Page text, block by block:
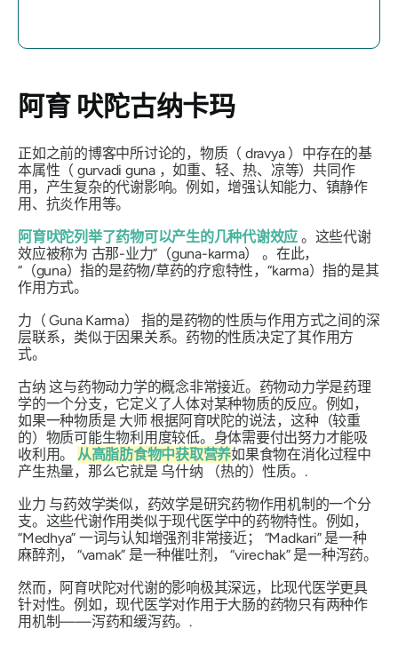
阿育 吠陀古纳卡玛
正如之前的博客中所讨论的，物质（ dravya）中存在的基
本属性（ gurvadi guna ，如重、轻、热、凉等）共同作
用，产生复杂的代谢影响。例如，增强认知能力、镇静作
用、抗炎作用等。
阿育吠陀列举了药物可以产生的几种代谢效应 。这些代谢
效应被称为 古那-业力”（guna-karma）。在此，
“（guna）指的是药物/草药的疗愈特性，“karma）指的是其
作用方式。
力（Guna Karma）指的是药物的性质与作用方式之间的深
层联系，类似于因果关系。药物的性质决定了其作用方
式。
古纳 这与药物动力学的概念非常接近。药物动力学是药理
学的一个分支，它定义了人体对某种物质的反应。例如，
如果一种物质是 大师根据阿育吠陀的说法，这种（较重
的）物质可能生物利用度较低。身体需要付出努力才能吸
收利用。 从高脂肪食物中获取营养如果食物在消化过程中
产生热量，那么它就是 乌什纳 （热的）性质。.
业力 与药效学类似，药效学是研究药物作用机制的一个分
支。这些代谢作用类似于现代医学中的药物特性。例如，
“Medhya” 一词与认知增强剂非常接近； “Madkari”是一种
麻醉剂， “vamak” 是一种催吐剂， “virechak”是一种泻药。
然而，阿育吠陀对代谢的影响极其深远，比现代医学更具
针对性。例如，现代医学对作用于大肠的药物只有两种作
用机制——泻药和缓泻药。.